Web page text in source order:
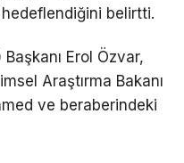
belirtti.
Erol Özvar,
Araştırma Bakanı
ve beraberindeki